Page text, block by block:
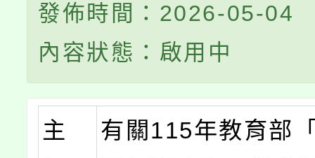
發佈時間：2026-05-04
內容狀態：啟用中
主
有關115年教育部